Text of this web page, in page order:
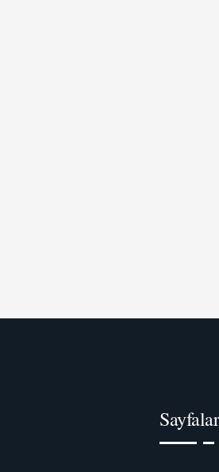
Sayfalar